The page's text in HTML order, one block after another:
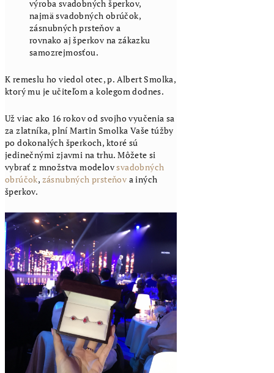
výroba svadobných šperkov,
najmä svadobných obrúčok,
zásnubných prsteňov a
rovnako aj šperkov na zákazku
samozrejmosťou.
K remeslu ho viedol otec, p. Albert Smolka,
ktorý mu je učiteľom a kolegom dodnes.
Už viac ako 16 rokov od svojho vyučenia sa
za zlatníka, plní Martin Smolka Vaše túžby
po dokonalých šperkoch, ktoré sú
jedinečnými zjavmi na trhu. Môžete si
vybrať z množstva modelovsvadobných
obrúčok, zásnubných prsteňov a iných
šperkov.